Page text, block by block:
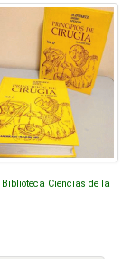
Biblioteca Ciencias de la